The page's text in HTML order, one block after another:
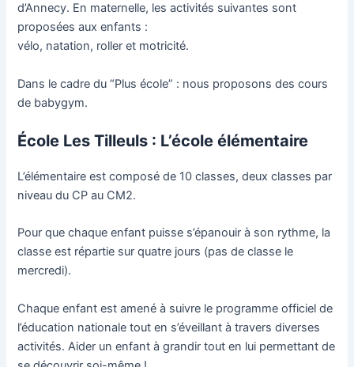
d’Annecy. En maternelle, les activités suivantes sont
proposées aux enfants :
vélo, natation, roller et motricité.
Dans le cadre du “Plus école” : nous proposons des cours
de babygym.
École Les Tilleuls : L’école élémentaire
L’élémentaire est composé de 10 classes, deux classes par
niveau du CP au CM2.
Pour que chaque enfant puisse s’épanouir à son rythme, la
classe est répartie sur quatre jours (pas de classe le
mercredi).
Chaque enfant est amené à suivre le programme officiel de
l’éducation nationale tout en s’éveillant à travers diverses
activités. Aider un enfant à grandir tout en lui permettant de